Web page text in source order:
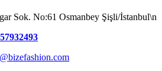
Sok. No:61 Osmanbey Şişli/İstanbul\n